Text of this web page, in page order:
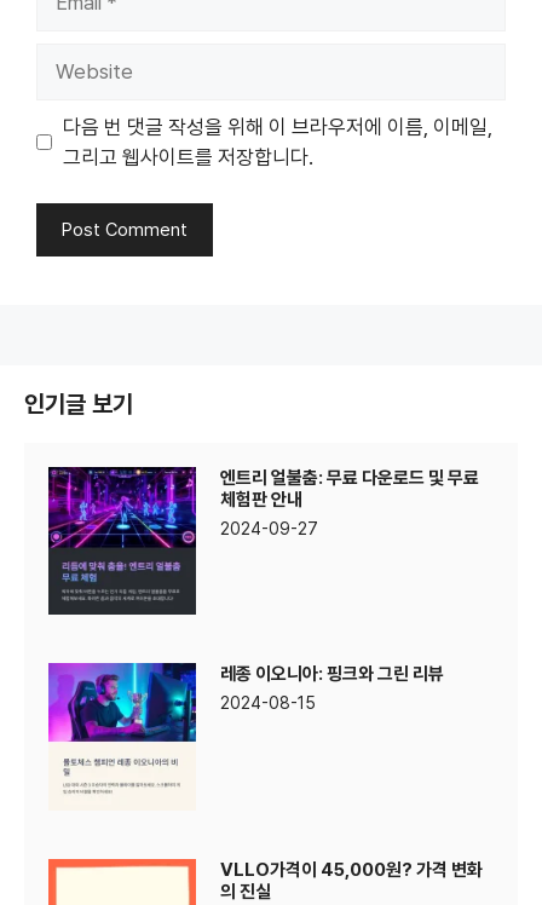
다음 번 댓글 작성을 위해 이 브라우저에 이름, 이메일,
그리고 웹사이트를 저장합니다.
인기글 보기
엔트리 얼불춤: 무료 다운로드 및 무료
체험판 안내
2024-09-27
레종 이오니아: 핑크와 그린 리뷰
2024-08-15
VLLO가격이 45,000원? 가격 변화
의 진실